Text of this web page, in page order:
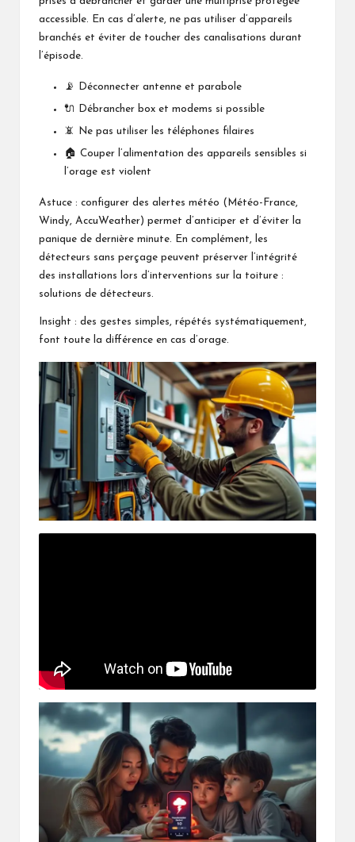
accessible. En cas d’alerte, ne pas utiliser d’appareils
branchés et éviter de toucher des canalisations durant
l’épisode.
📡 Déconnecter antenne et parabole
🔌 Débrancher box et modems si possible
📵 Ne pas utiliser les téléphones filaires
🏠 Couper l’alimentation des appareils sensibles si
l’orage est violent
Astuce : configurer des alertes météo (Météo-France,
Windy, AccuWeather) permet d’anticiper et d’éviter la
panique de dernière minute. En complément, les
détecteurs sans perçage peuvent préserver l’intégrité
des installations lors d’interventions sur la toiture :
solutions de détecteurs.
Insight : des gestes simples, répétés systématiquement,
font toute la différence en cas d’orage.